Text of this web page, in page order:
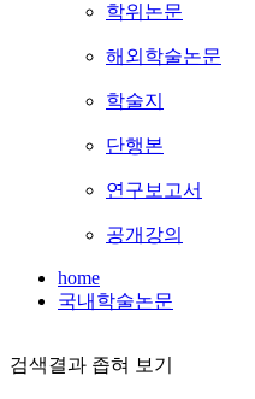
학위논문
해외학술논문
학술지
단행본
연구보고서
공개강의
home
국내학술논문
검색결과 좁혀 보기